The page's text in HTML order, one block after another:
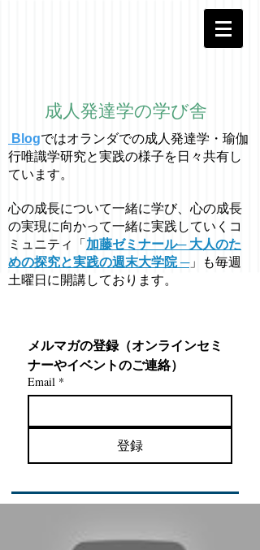
成人発達学の学び舎
Blogではオラ ンダでの成人発達学・ 瑜伽
行唯識学研究と実践の様子を日々共有し
ています。
心の成長について一緒に学び、心の成長
の実現に向かって一緒に実践していくコ
ミュニティ「 加藤ゼミナール─ 大人のた
めの探究と実践の週末大学院 ─」も毎週
土曜日に開講しております。
メルマガの登録（オンラインセミ
ナーやイベントのご連絡）
Email *
登録